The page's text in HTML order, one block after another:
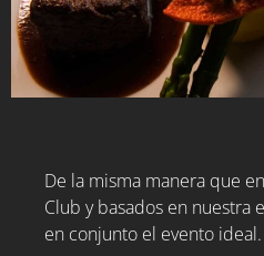
De la misma manera que
Club y basados en nuestra
en conjunto el evento ideal.